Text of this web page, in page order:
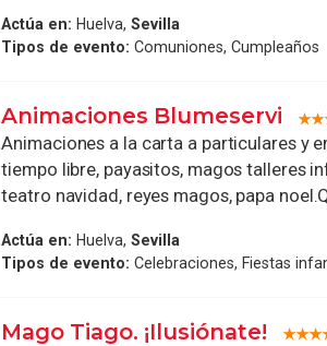
Actúa en: Huelva,Sevilla
Tipos de evento: Comuniones, Cumpleaños
Animaciones Blumeservi
Animaciones a la carta a particulares y
tiempo libre, payasitos, magos talleres
teatro navidad, reyes magos, papa
Actúa en: Huelva,Sevilla
Tipos de evento: Celebraciones, Fiestas
Mago Tiago. ¡Ilusiónate!